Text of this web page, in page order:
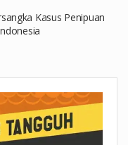
Kasus Penipuan